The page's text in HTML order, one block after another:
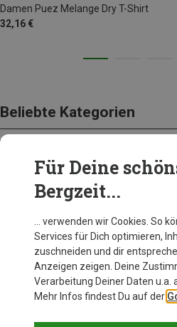
Damen Puez Melange Dry T-Shirt
32,16 €
Beliebte Kategorien
Für Deine
Bergzeit...
… verwenden wir Cookies. So
Services für Dich optimieren,
zuschneiden und dir
Anzeigen zeigen. Deine
Verarbeitung Deiner Daten u.a.
Mehr Infos findest Du auf der